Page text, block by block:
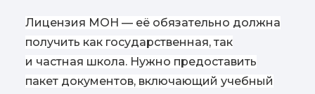
Лицензия МОН — её обязательно должна
получить как государственная, так
и частная школа. Нужно предоставить
пакет документов, включающий учебный